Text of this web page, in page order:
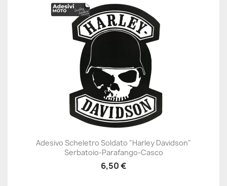
Adesivo Scheletro Soldato "Harley Davidson"
Serbatoio-Parafango-Casco
6,50 €